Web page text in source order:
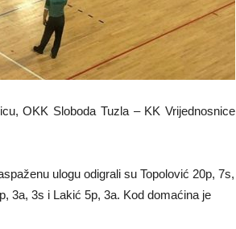
OKK Sloboda Tuzla – KK Vrijednosnice
ulogu odigrali su Topolović 20p, 7s,
3a, 3s i Lakić 5p, 3a. Kod domaćina je